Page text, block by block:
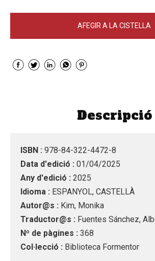
AFEGIR A LA CISTELLA
Descripció
ISBN : 978-84-322-4472-8
Data d'edició : 01/04/2025
Any d'edició : 2025
Idioma : ESPANYOL, CASTELLÀ
Autor@s : Kim, Monika
Traductor@s : Fuentes Sánchez,
Nº de pàgines : 368
Col·lecció : Biblioteca Formentor